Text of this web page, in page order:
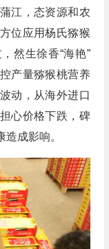
江，态资源和农
位应用杨氏猕猴
然生徐香“海艳”
产量猕猴桃营养
动，从海外进口
心价格下跌，碑
成影响。